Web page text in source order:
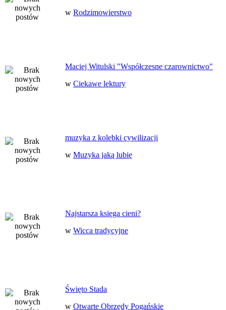
w Rodzimowierstwo
Maciej Witulski "Współczesne czarownictwo"
w Ciekawe lektury
muzyka z kolebki cywilizacji
w Muzyka jaką lubię
Najstarsza księga cieni?
w Wicca tradycyjne
Święto Stada
w Otwarte Obrzędy Pogańskie